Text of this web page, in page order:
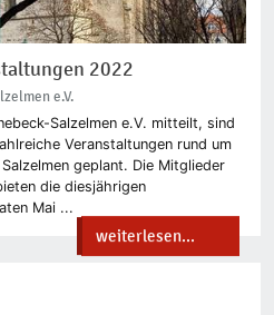
2022
e.V.
Salzelmen e.V. mitteilt, sind
Veranstaltungen rund um
geplant. Die Mitglieder
die diesjährigen
Mai ...
weiterlesen...